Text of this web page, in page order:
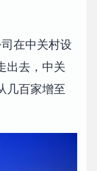
在中关村设
出去，中关
几百家增至